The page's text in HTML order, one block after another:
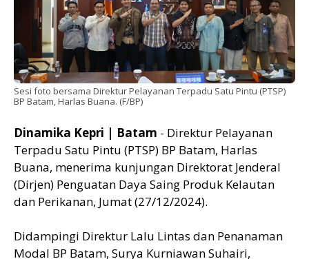
Sesi foto bersama Direktur Pelayanan Terpadu Satu Pintu (PTSP)
BP Batam, Harlas Buana. (F/BP)
Dinamika Kepri | Batam - Direktur Pelayanan
Terpadu Satu Pintu (PTSP) BP Batam, Harlas
Buana, menerima kunjungan Direktorat Jenderal
(Dirjen) Penguatan Daya Saing Produk Kelautan
dan Perikanan, Jumat (27/12/2024).
Didampingi Direktur Lalu Lintas dan Penanaman
Modal BP Batam, Surya Kurniawan Suhairi,